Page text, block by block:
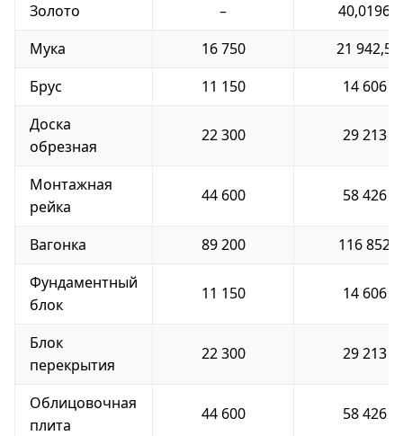
Золото –
40,0196
Мука
16 750
21 942,5
Брус
11 150
14 606
Доска
обрезная
22 300 29 213
Монтажная
рейка
44 600 58 426
Вагонка 89 200
116 852
Фундаментный
блок
11 150 14 606
Блок
перекрытия
22 300 29 213
Облицовочная
плита
44 600 58 426